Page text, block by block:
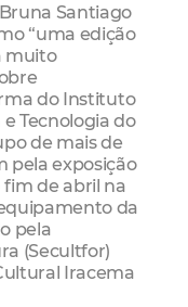
Santiago
“uma edição
muito
do Instituto
Tecnologia do
de mais de
pela exposição
fim de abril na
da
pela
(Secultfor)
Iracema